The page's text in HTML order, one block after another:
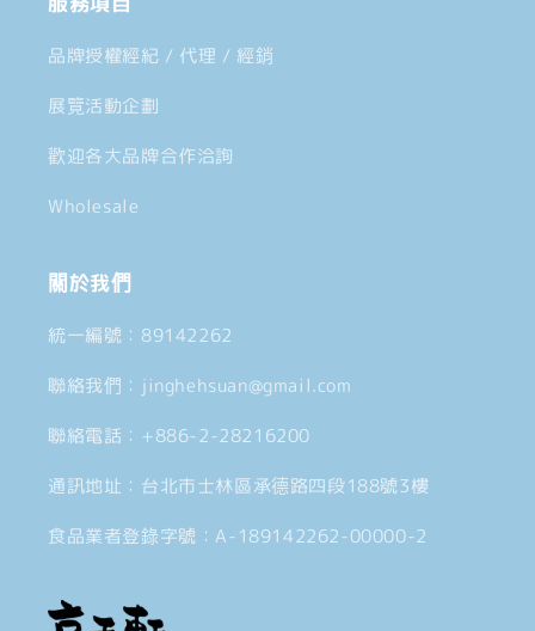
品牌授權經紀 / 代理 / 經銷
展覽活動企劃
歡迎各大品牌合作洽詢
Wholesale
關於我們
統一編號：89142262
聯絡我們：jinghehsuan@gmail.com
聯絡電話：+886-2-28216200
通訊地址：台北市士林區承德路四段188號3樓
食品業者登錄字號：A-189142262-00000-2